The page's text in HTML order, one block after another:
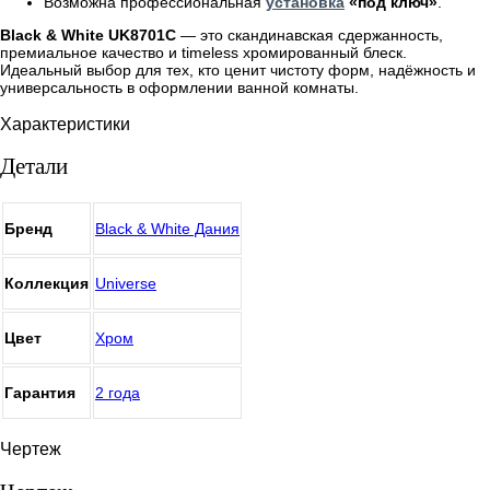
Black & White UK8701C — это скандинавская сдержанность,
премиальное качество и timeless хромированный блеск.
Идеальный выбор для тех, кто ценит чистоту форм, надёжность и
универсальность в оформлении ванной комнаты.
Характеристики
Детали
Бренд Black & White Дания
Коллекция Universe
Цвет Хром
Гарантия 2 года
Чертеж